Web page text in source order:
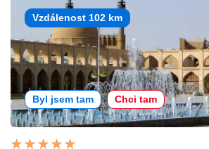
Vzdálenost 102 km
Byl jsem tam Chci tam